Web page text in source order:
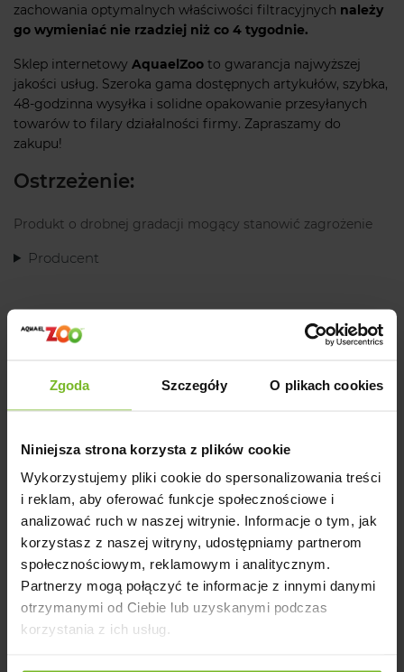
Zgoda Szczegóły O plikach cookies
Niniejsza strona korzysta z plików cookie
Wykorzystujemy pliki cookie do spersonalizowania treści
i reklam, aby oferować funkcje społecznościowe i
analizować ruch w naszej witrynie. Informacje o tym, jak
korzystasz z naszej witryny, udostępniamy partnerom
społecznościowym, reklamowym i analitycznym.
Partnerzy mogą połączyć te informacje z innymi danymi
otrzymanymi od Ciebie lub uzyskanymi podczas
korzystania z ich usług.
zachowania optymalnych właściwości filtracyjnych należy
go wymieniać nie rzadziej niż co 4 tygodnie.
Sklep internetowy AquaelZoo to gwarancja najwyższej
jakości usług. Szeroka gama dostępnych artykułów, szybka,
48-godzinna wysyłka i solidne opakowanie przesyłanych
towarów to filary działalności firmy. Zapraszamy do
zakupu!
Ostrzeżenie:
Produkt o drobnej gradacji mogący stanowić zagrożenie
Producent
Opinie
Powiązane artykuły na blogu
Opinie o produkcie: WKŁAD DO FILTRACJI
AQUAEL CARBOMAX PLUS 1L
4.9
zebranych i zweryfikowanych przez
5
4
2 0%